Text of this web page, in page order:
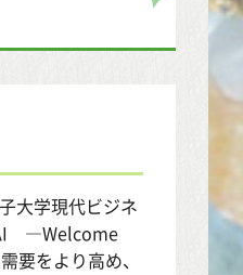
大学現代ビジネ
―Welcome
をより高め、